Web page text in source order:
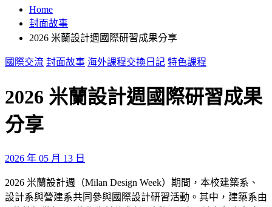
Home
封面故事
2026 米蘭設計週國際研習成果分享
國際交流 封面故事 海外課程交換日記 特色課程
2026 米蘭設計週國際研習成果
分享
2026 年 05 月 13 日
2026 米蘭設計週（Milan Design Week）期間，本校建築系、
設計系與營建系共同參與國際設計研習活動。其中，建築系由